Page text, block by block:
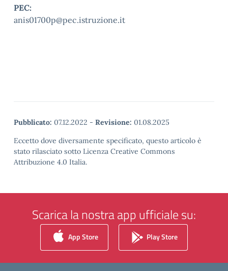
PEC:
anis01700p@pec.istruzione.it
Pubblicato: 07.12.2022 - Revisione: 01.08.2025
Eccetto dove diversamente specificato, questo articolo è
stato rilasciato sotto Licenza Creative Commons
Attribuzione 4.0 Italia.
Scarica la nostra app ufficiale su:
App Store Play Store